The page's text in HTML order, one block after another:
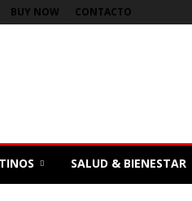
BUY NOW CONTACTO
SALUD & BIENESTAR